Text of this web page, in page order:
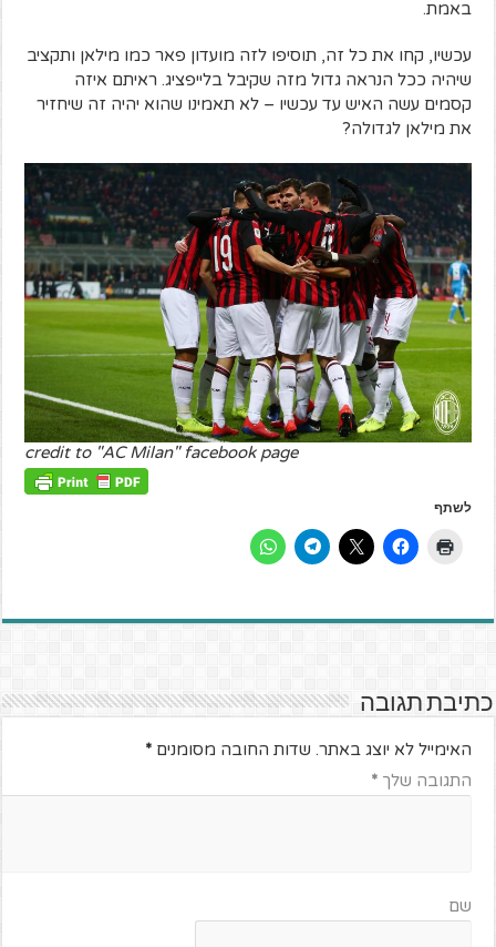
באמת.
עכשיו, קחו את כל זה, תוסיפו לזה מועדון פאר כמו מילאן ותקציב
שיהיה ככל הנראה גדול מזה שקיבל בלייפציג. ראיתם איזה
קסמים עשה האיש עד עכשיו – לא תאמינו שהוא יהיה זה שיחזיר
את מילאן לגדולה?
credit to "AC Milan" facebook page
לשתף
כתיבת תגובה
האימייל לא יוצג באתר. שדות החובה מסומנים*
התגובה שלך*
שם